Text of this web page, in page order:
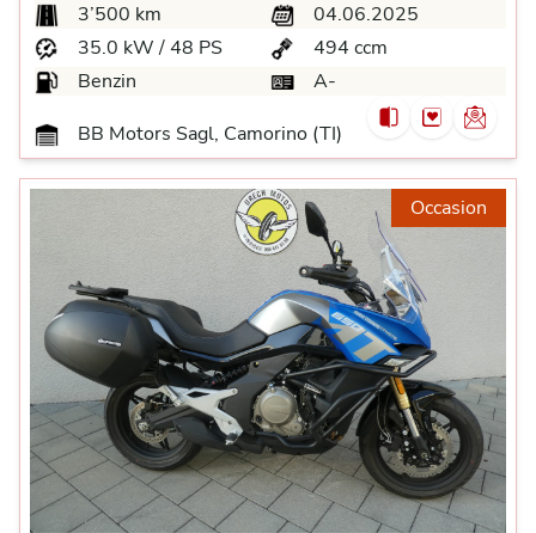
3’500 km
04.06.2025
35.0 kW / 48 PS
494 ccm
Benzin
A-
BB Motors Sagl, Camorino (TI)
Occasion